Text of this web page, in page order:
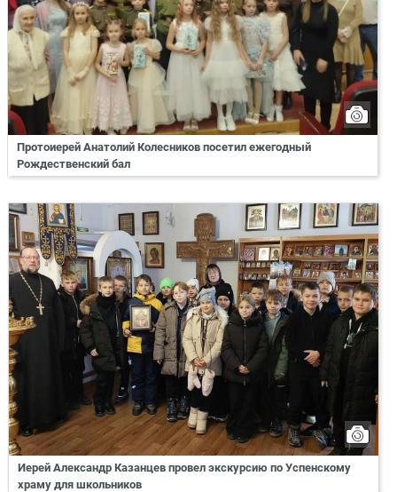
Протоиерей Анатолий Колесников посетил ежегодный
Рождественский бал
Иерей Александр Казанцев провел экскурсию по Успенскому
храму для школьников